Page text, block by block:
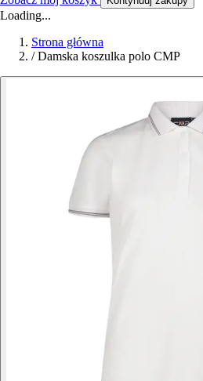
Loading...
Strona główna
/ Damska koszulka polo CMP